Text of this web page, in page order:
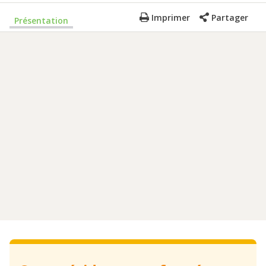
Présentation Imprimer Partager